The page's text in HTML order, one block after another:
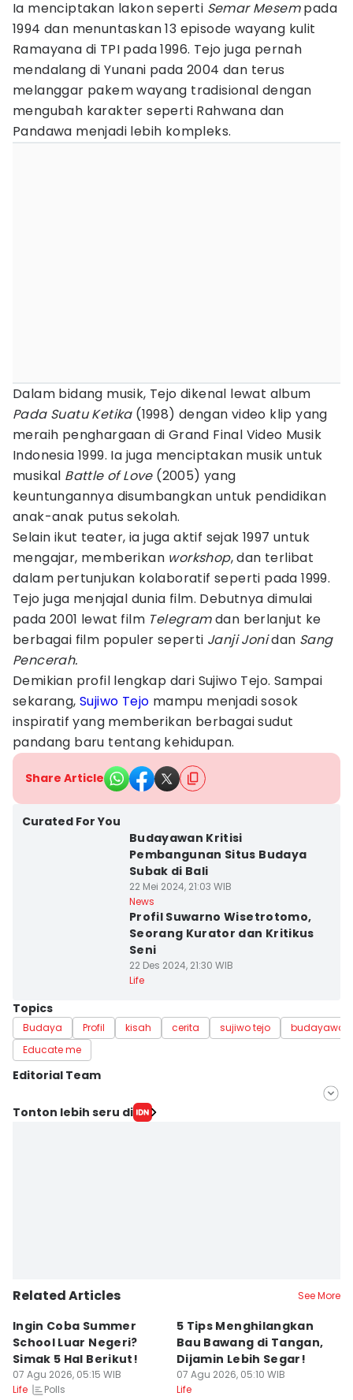
Ia menciptakan lakon seperti Semar Mesempada
1994 dan menuntaskan 13 episode wayang kulit
Ramayana di TPI pada 1996. Tejo juga pernah
mendalang di Yunani pada 2004 dan terus
melanggar pakem wayang tradisional dengan
mengubah karakter seperti Rahwana dan
Pandawa menjadi lebih kompleks.
Dalam bidang musik, Tejo dikenal lewat album
Pada Suatu Ketika(1998) dengan video klip yang
meraih penghargaan di Grand Final Video Musik
Indonesia 1999. Ia juga menciptakan musik untuk
musikal Battle of Love(2005) yang
keuntungannya disumbangkan untuk pendidikan
anak-anak putus sekolah.
Selain ikut teater, ia juga aktif sejak 1997 untuk
mengajar, memberikan workshop, dan terlibat
dalam pertunjukan kolaboratif seperti pada 1999.
Tejo juga menjajal dunia film. Debutnya dimulai
pada 2001 lewat film Telegramdan berlanjut ke
berbagai film populer seperti Janji Jonidan Sang
Pencerah.
Demikian profil lengkap dari Sujiwo Tejo. Sampai
sekarang,Sujiwo Tejo mampu menjadi sosok
inspiratif yang memberikan berbagai sudut
pandang baru tentang kehidupan.
Share Article
Curated For You
Budayawan Kritisi
Pembangunan Situs Budaya
Subak di Bali
22 Mei 2024, 21:03 WIB
News
Profil Suwarno Wisetrotomo,
Seorang Kurator dan Kritikus
Seni
22 Des 2024, 21:30 WIB
Life
Topics
Budaya Profil kisah cerita sujiwo tejo
budayawan
Educate me
Editorial Team
Editor
Tonton lebih seru di
Related Articles See More
Ingin Coba Summer
School Luar Negeri?
Simak 5 Hal Berikut!
07 Agu 2026, 05:15 WIB
Life
Polls
5 Tips Menghilangkan
Bau Bawang di Tangan,
Dijamin Lebih Segar!
07 Agu 2026, 05:10 WIB
Life